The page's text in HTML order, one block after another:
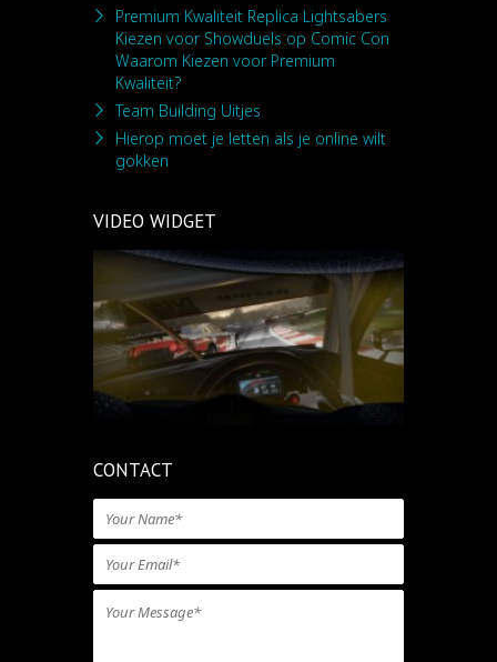
Premium Kwaliteit Replica Lightsabers
Kiezen voor Showduels op Comic Con
Waarom Kiezen voor Premium
Kwaliteit?
Team Building Uitjes
Hierop moet je letten als je online wilt
gokken
VIDEO WIDGET
CONTACT